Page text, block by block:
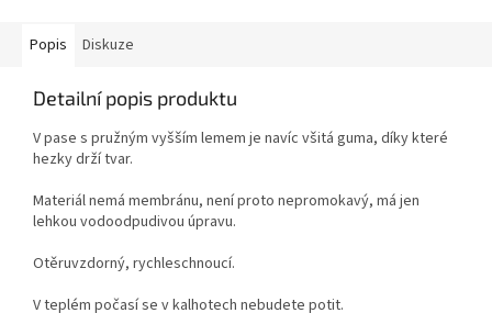
Popis Diskuze
Detailní popis produktu
V pase s pružným vyšším lemem je navíc všitá guma, díky které
hezky drží tvar.
Materiál nemá membránu, není proto nepromokavý, má jen
lehkou vodoodpudivou úpravu.
Otěruvzdorný, rychleschnoucí.
V teplém počasí se v kalhotech nebudete potit.